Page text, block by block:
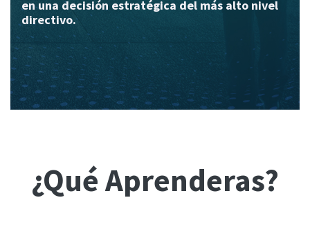
en una decisión estratégica del más alto nivel
directivo.
¿Qué Aprenderas?